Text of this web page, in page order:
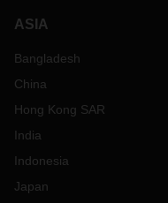
ASIA
Bangladesh
China
Hong Kong SAR
India
Indonesia
Japan